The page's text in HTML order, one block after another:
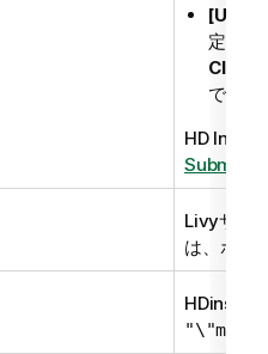
定義さ
できま
HD
Submit
Livyサー
は、ポー
HDinsight